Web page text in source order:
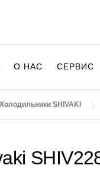
О НАС СЕРВИС
Холодильники SHIVAKI